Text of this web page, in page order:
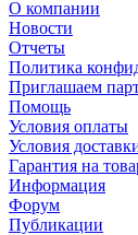
О компании
Новости
Отчеты
Политика
Приглашаем
Помощь
Условия оплаты
Условия
Гарантия на
Информация
Форум
Публикации